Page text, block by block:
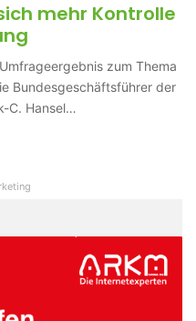
mehr Kontrolle
zum Thema
Bundesgeschäftsführer der
C. Hansel…